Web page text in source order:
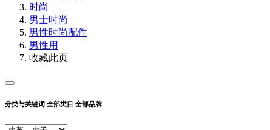
时尚
男士时尚
男性时尚配件
男性用
收藏此页
分类与关键词 全部类目 全部品牌